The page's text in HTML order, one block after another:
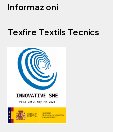
Informazioni
Texfire Textils Tecnics